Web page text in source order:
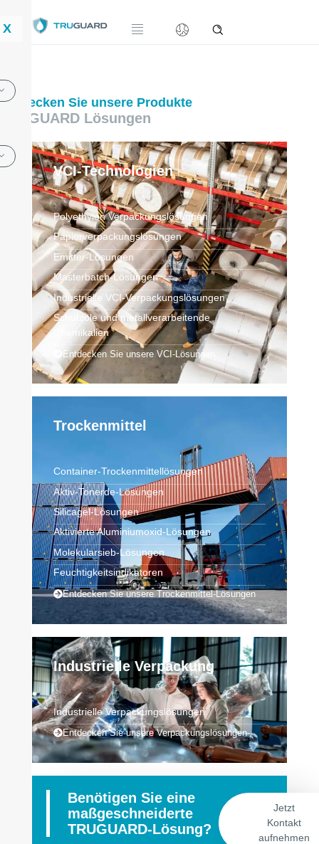
X
Entdecken Sie unsere Produkte
TRUGUARD Lösungen
VCI-Technologien
Polyethylen Verpackungslösungen
Papierverpackungslösungen
Emitter-Lösungen
Masterbatch-Lösungen
Industrielle VCI-Verpackungslösungen
Schutzöle und metallverarbeitende
Chemikalien
Entdecken Sie unsere VCI-Lösungen
Trockenmittel
Container-Trockenmittellösungen
Aktiv-Tonerde-Lösungen
Silicagel-Lösungen
Aktivierte Aluminiumoxid-Lösungen
Molekularsieb-Lösungen
Feuchtigkeitsindikatoren
Entdecken Sie unsere Trockenmittel-Lösungen
Industrielle Verpackung
Industrielle Verpackungslösungen
Entdecken Sie unsere Verpackungslösungen
Benötigen Sie eine
maßgeschneiderte
TRUGUARD-Lösung?
Jetzt
Kontakt
aufnehmen